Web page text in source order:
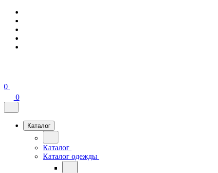
0
0
Каталог
Каталог
Каталог одежды